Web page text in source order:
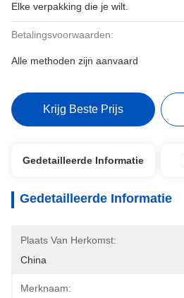
Elke verpakking die je wilt.
Betalingsvoorwaarden:
Alle methoden zijn aanvaard
Krijg Beste Prijs
Gedetailleerde Informatie
Gedetailleerde Informatie
Plaats Van Herkomst:
China
Merknaam: